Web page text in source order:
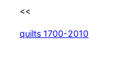
<<
quilts 1700-2010